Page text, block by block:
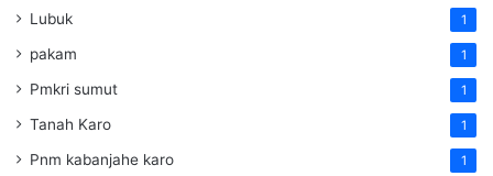
Lubuk 1
pakam 1
Pmkri sumut 1
Tanah Karo 1
Pnm kabanjahe karo 1